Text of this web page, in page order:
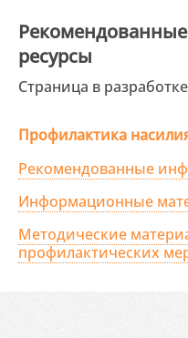
ресурсы
Страница в разработке
Профилактика
Рекомендованные
Информационные
Методические
профилактических